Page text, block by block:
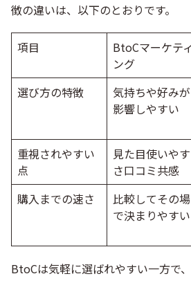
徴の違いは、以下のとおりです。
項目
BtoCマーケティ
ング
選び方の特徴
気持ちや好みが
影響しやすい
重視されやすい
点
見た目使いやす
さ口コミ共感
購入までの速さ
比較してその場
で決まりやすい
BtoCは気軽に選ばれやすい一方で